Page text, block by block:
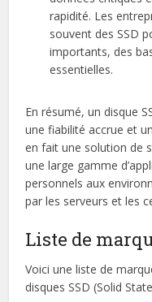
rapidité. Les
souvent des SSD
importants, des
essentielles.
En résumé, un disque
une fiabilité accrue et
en fait une solution de
une large gamme
personnels aux
par les serveurs et les
Liste de
Voici une liste de
disques SSD (Solid